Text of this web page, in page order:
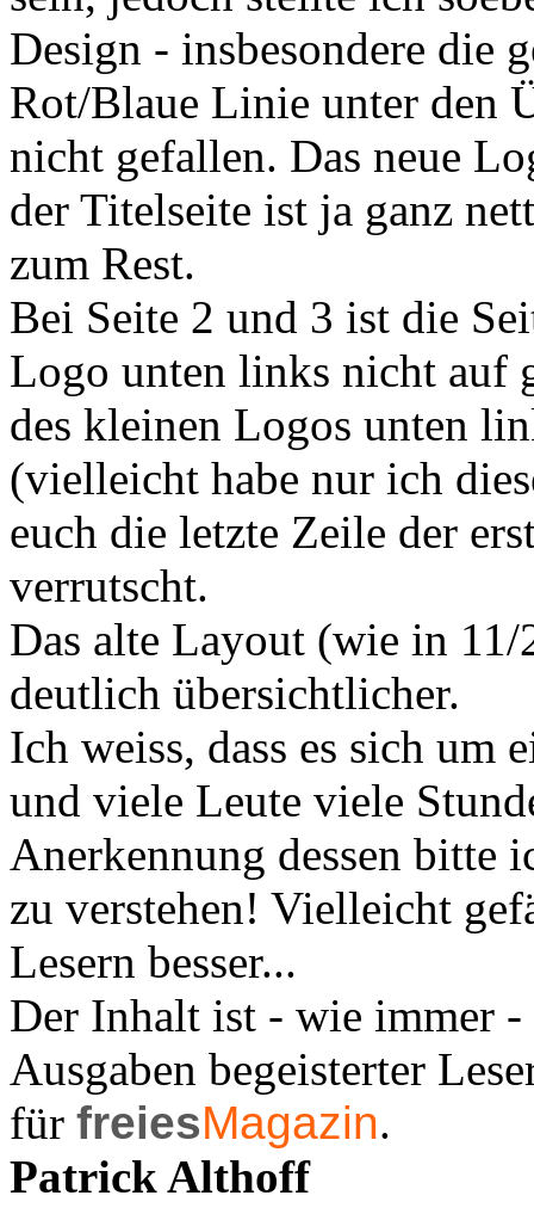
Design - insbesondere die
Rot/Blaue Linie unter den
nicht gefallen. Das neue
der Titelseite ist ja ganz
zum Rest.
Bei Seite 2 und 3 ist die
Logo unten links nicht auf
des kleinen Logos unten
(vielleicht habe nur ich
euch die letzte Zeile der
verrutscht.
Das alte Layout (wie in
deutlich übersichtlicher.
Ich weiss, dass es sich
und viele Leute viele
Anerkennung dessen bitte
zu verstehen! Vielleicht
Lesern besser...
Der Inhalt ist - wie immer
Ausgaben begeisterter
für freiesMagazin.
Patrick Althoff